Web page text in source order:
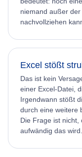
niemand außer der
nachvollziehen
Excel stößt
Das ist kein
einer Excel-Datei,
Irgendwann stößt
durch eine weitere
Die Frage ist
aufwändig das wird.